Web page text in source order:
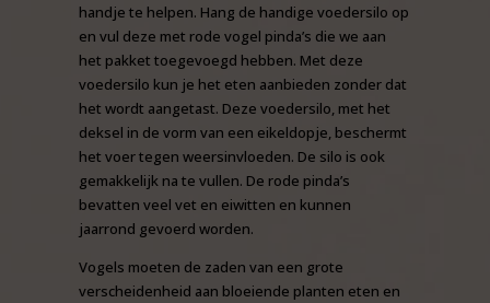
handje te helpen. Hang de handige voedersilo op
en vul deze met rode vogel pinda’s die we aan
het pakket toegevoegd hebben. Met deze
voedersilo kun je het eten aanbieden zonder dat
het wordt aangetast. Deze voedersilo, met het
deksel in de vorm van een eikeldopje, beschermt
het voer tegen weersinvloeden. De silo is ook
gemakkelijk na te vullen. De rode pinda’s
bevatten veel vet en eiwitten en kunnen
jaarrond gevoerd worden.
Vogels moeten de zaden van een grote
verscheidenheid aan bloeiende planten eten en